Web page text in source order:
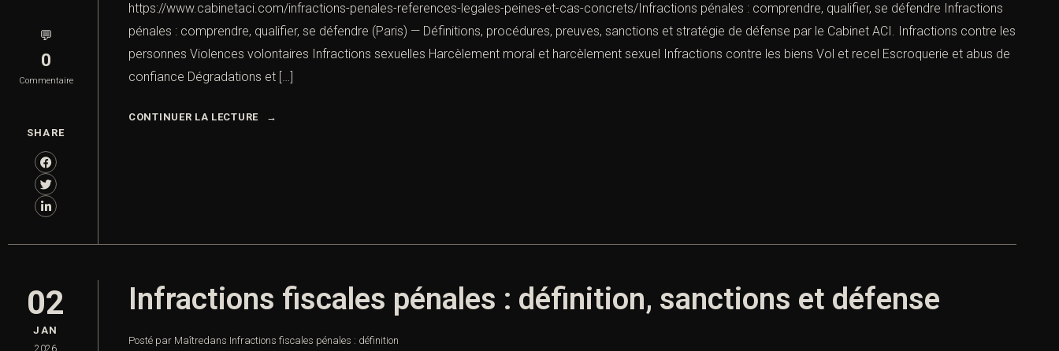
💬
0
Commentaire
SHARE
https://www.cabinetaci.com/infractions-penales-references-legales-peines-et-cas-concrets/Infractions pénales : comprendre, qualifier, se défendre Infractions
pénales : comprendre, qualifier, se défendre (Paris) — Définitions, procédures, preuves, sanctions et stratégie de défense par le Cabinet ACI. Infractions contre les
personnes Violences volontaires Infractions sexuelles Harcèlement moral et harcèlement sexuel Infractions contre les biens Vol et recel Escroquerie et abus de
confiance Dégradations et […]
CONTINUER LA LECTURE
02
JAN
Infractions fiscales pénales : définition, sanctions et défense
Posté par Maîtredans Infractions fiscales pénales : définition